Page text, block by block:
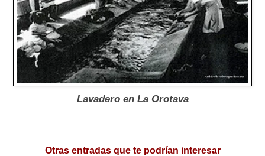
Lavadero en La Orotava
Otras entradas que te podrían interesar